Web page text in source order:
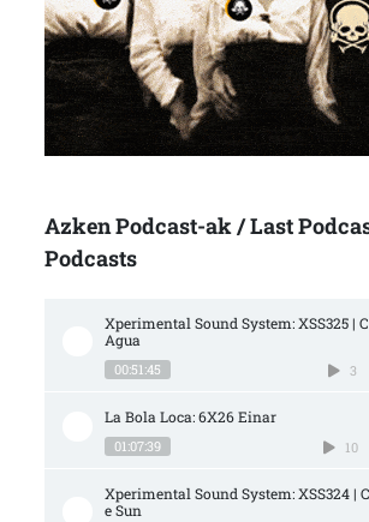
Azken Podcast-ak / Last
Podcasts
Xperimental Sound System: XSS325 |
Agua
00:51:45 3
La Bola Loca: 6X26 Einar
01:07:39 10
Xperimental Sound System: XSS324 |
e Sun